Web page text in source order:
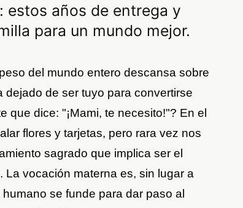
estos años de entrega y
para un mundo mejor.
del mundo entero descansa sobre
de ser tuyo para convertirse
que dice: "¡Mami, te necesito!"? En el
flores y tarjetas, pero rara vez nos
sagrado que implica ser el
La vocación materna es, sin lugar a
se funde para dar paso al